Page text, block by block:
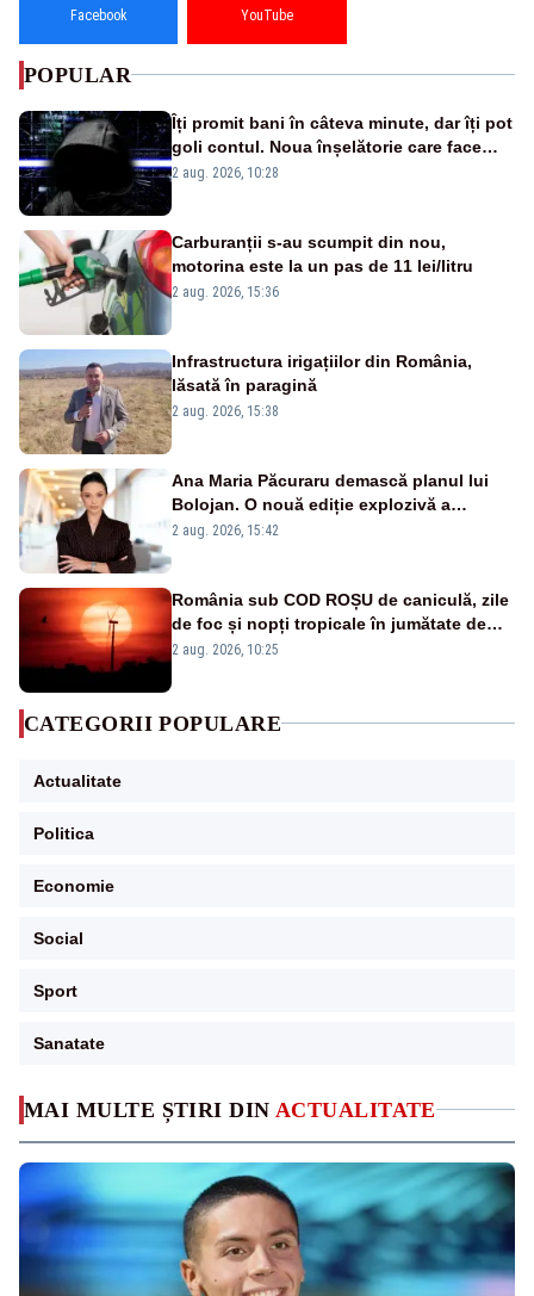
MAI MULTE ȘTIRI DIN ACTUALITATE
Facebook YouTube
POPULAR
Îți promit bani în câteva minute, dar îți pot
goli contul. Noua înșelătorie care face
victime pe Facebook și WhatsApp
2 aug. 2026, 10:28
Carburanții s-au scumpit din nou,
motorina este la un pas de 11 lei/litru
2 aug. 2026, 15:36
Infrastructura irigațiilor din România,
lăsată în paragină
2 aug. 2026, 15:38
Ana Maria Păcuraru demască planul lui
Bolojan. O nouă ediție explozivă a
emisiunii „Miza Zilei” la Realitatea PLUS
2 aug. 2026, 15:42
România sub COD ROȘU de caniculă, zile
de foc și nopți tropicale în jumătate de
țară
2 aug. 2026, 10:25
CATEGORII POPULARE
Actualitate
Politica
Economie
Social
Sport
Sanatate